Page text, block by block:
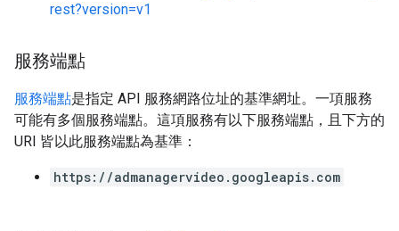
rest?version=v1
服務端點
服務端點是指定 API 服務網路位址的基準網址。一項服務
可能有多個服務端點。這項服務有以下服務端點，且下方的
URI 皆以此服務端點為基準：
https://admanagervideo.googleapis.com